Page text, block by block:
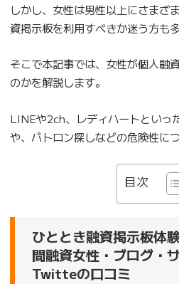
しかし、女性は男性以上にさまざ
資掲示板を利用すべきか迷う方も
そこで本記事では、女性が個人融
のかを解説します。
LINEや2ch、レディハートといっ
や、パトロン探しなどの危険性に
目次
ひととき融資掲示板体
間融資女性・ブログ・
Twitteの口コミ